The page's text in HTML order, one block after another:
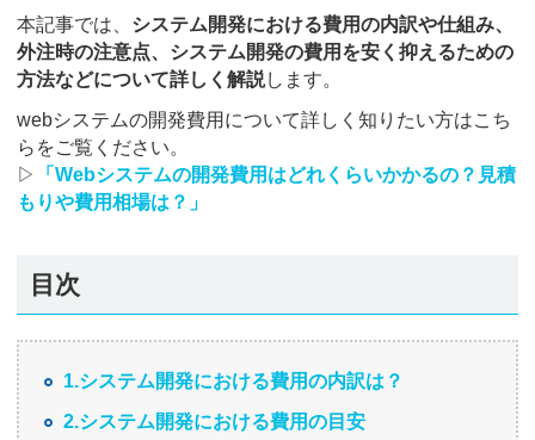
本記事では、 システム開発における費用の内訳や仕組み、
外注時の注意点、システム開発の費用を安く抑えるための
方法などについて詳しく解説します。
webシステムの開発費用について詳しく知りたい方はこち
らをご覧ください。
▷
「Webシステムの開発費用はどれくらいかかるの？見積
もりや費用相場は？」
目次
1.システム開発における費用の内訳は？
2.システム開発における費用の目安